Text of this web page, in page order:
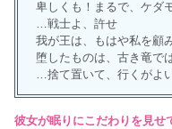
卑しくも！まるで、ケダ
…戦士よ、許せ
我が王は、もはや私を顧
堕したものは、古き竜で
…捨て置いて、行くがよ
彼女が眠りにこだわりを見せ